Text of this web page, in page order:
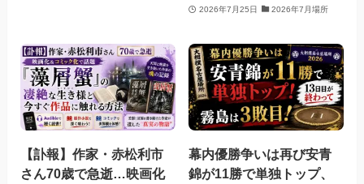
2026年7月25日 2026年7月場所
【訃報】作家・赤松利市
さん70歳で急逝…映画化
幕内優勝争いは再び安青
錦が11勝で単独トップ、